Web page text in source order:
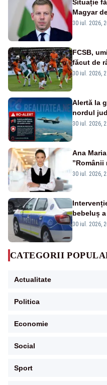
Situație
Magyar
oprirea
30 iul. 2026,
FCSB,
făcut de
30 iul. 2026,
Alertă la
nordul
la sol
30 iul. 2026,
Ana
Bolojan”
30 iul. 2026,
bebeluș
din cauza
30 iul. 2026,
CATEGORII
Actualitate
Politica
Economie
Social
Sport